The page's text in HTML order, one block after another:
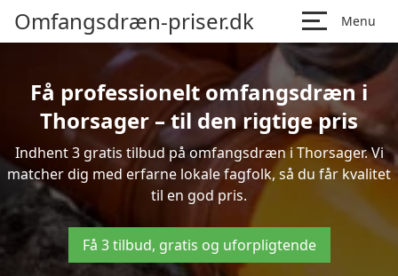
Omfangsdræn-priser.dk Menu
Få professionelt omfangsdræn i
Thorsager – til den rigtige pris
Indhent 3 gratis tilbud på omfangsdræn i Thorsager. Vi
matcher dig med erfarne lokale fagfolk, så du får kvalitet
til en god pris.
Få 3 tilbud, gratis og uforpligtende